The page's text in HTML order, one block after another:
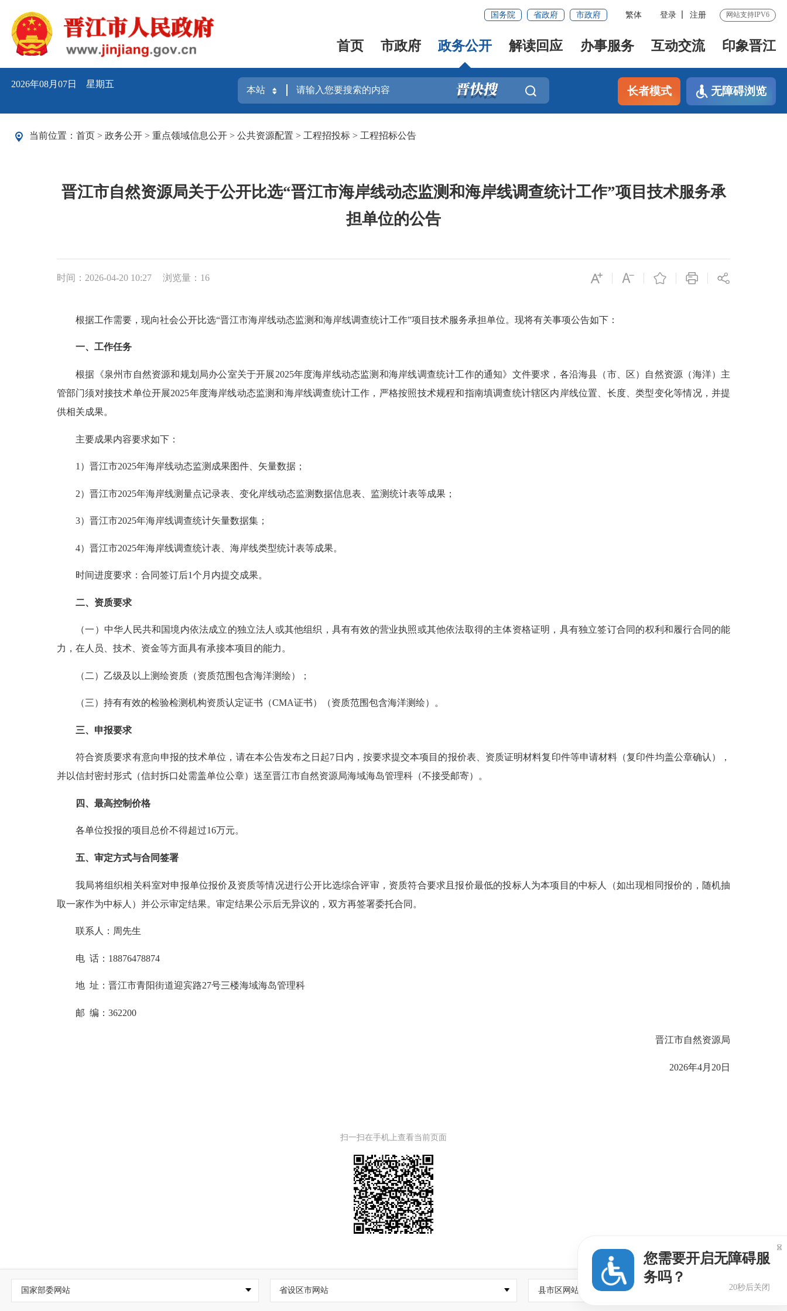
国务院 省政府 市政府 繁体 登录 注册 网站支持IPV6
首页 市政府 政务公开 解读回应 办事服务 互动交流 印象晋江
2026年08月07日 星期五
长者模式 无障碍浏览
当前位置： 首页 > 政务公开 > 重点领域信息公开 > 公共资源配置 > 工程招投标 > 工程招标公告
晋江市自然资源局关于公开比选“晋江市海岸线动态监测和海岸线调查统计工作”项目技术服务承
担单位的公告
时间：2026-04-20 10:27 浏览量： 16
根据工作需要，现向社会公开比选“晋江市海岸线动态监测和海岸线调查统计工作”项目技术服务承担单位。现将有关事项公告如下：
一、工作任务
根据《泉州市自然资源和规划局办公室关于开展2025年度海岸线动态监测和海岸线调查统计工作的通知》文件要求，各沿海县（市、区）自然资源（海洋）主
管部门须对接技术单位开展2025年度海岸线动态监测和海岸线调查统计工作，严格按照技术规程和指南填调查统计辖区内岸线位置、长度、类型变化等情况，并提
供相关成果。
主要成果内容要求如下：
1 ） 晋江市2025年海岸线动态监测成果图件、矢量数据；
2） 晋江市2025年海岸线测量点记录表、变化岸线动态监测数据信息表、监测统计表等成果；
3） 晋江市2025年海岸线调查统计矢量数据集；
4） 晋江市2025年海岸线调查统计表、海岸线类型统计表等成果。
时间进度要求：合同签订后1个月内提交成果。
二、资质要求
（一）中华人民共和国境内依法成立的独立法人或其他组织，具有有效的营业执照或其他依法取得的主体资格证明，具有独立签订合同的权利和履行合同的能
力，在人员、技术、资金等方面具有承接本项目的能力。
（二）乙级及以上测绘资质（资质范围包含海洋测绘）；
（三）持有有效的检验检测机构资质认定证书（CMA证书）（资质范围包含海洋测绘）。
三、申报要求
符合资质要求有意向申报的技术单位，请在本公告发布之日起7日内，按要求提交本项目的报价表、资质证明材料复印件等申请材料（复印件均盖公章确认），
并以信封密封形式（信封拆口处需盖单位公章）送至晋江市自然资源局海域海岛管理科（不接受邮寄）。
四、最高控制价格
各单位投报的项目总价不得超过16万元。
五、审定方式与合同签署
我局将组织相关科室对申报单位报价及资质等情况进行公开比选综合评审，资质符合要求且报价最低的投标人为本项目的中标人（如出现相同报价的，随机抽
取一家作为中标人）并公示审定结果。审定结果公示后无异议的，双方再签署委托合同。
联系人：周先生
电 话： 18876478874
地 址：晋江市青阳街道迎宾路27号三楼海域海岛管理科
邮 编：362200
晋江市自然资源局
2026年4月20日
扫一扫在手机上查看当前页面
国家部委网站 省设区市网站 县市区网站
您需要开启无障碍服
务吗？
20秒后关闭
